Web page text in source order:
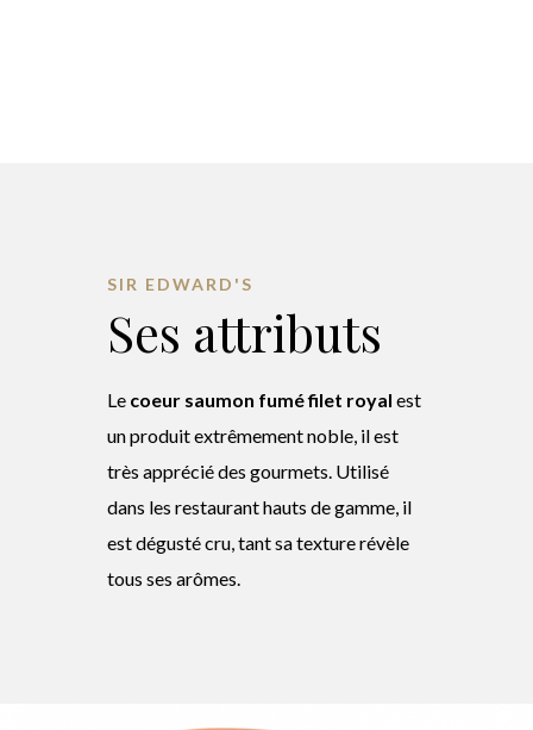
SIR EDWARD'S
Ses attributs
Le coeur saumon fumé filet royal est
un produit extrêmement noble, il est
très apprécié des gourmets. Utilisé
dans les restaurant hauts de gamme, il
est dégusté cru, tant sa texture révèle
tous ses arômes.